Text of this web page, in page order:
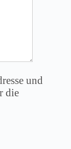
und
die